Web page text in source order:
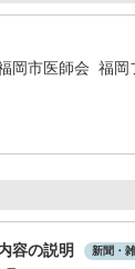
岡市医師会 福岡
容の説明 新聞・